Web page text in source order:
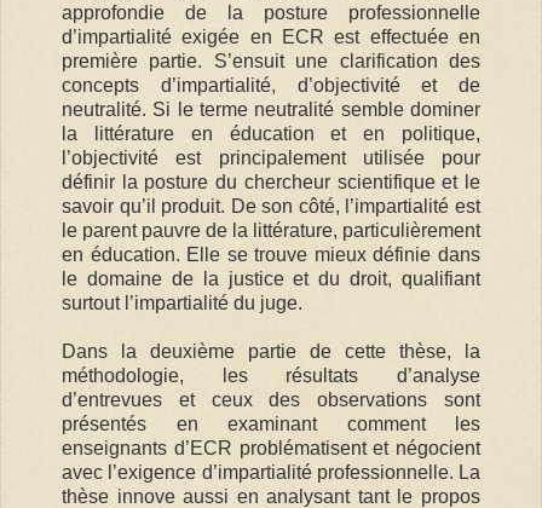
approfondie de la posture professionnelle
d’impartialité exigée en ECR est effectuée en
première partie. S’ensuit une clarification des
concepts d’impartialité, d’objectivité et de
neutralité. Si le terme neutralité semble dominer
la littérature en éducation et en politique,
l’objectivité est principalement utilisée pour
définir la posture du chercheur scientifique et le
savoir qu’il produit. De son côté, l’impartialité est
le parent pauvre de la littérature, particulièrement
en éducation. Elle se trouve mieux définie dans
le domaine de la justice et du droit, qualifiant
surtout l’impartialité du juge.
Dans la deuxième partie de cette thèse, la
méthodologie, les résultats d’analyse
d’entrevues et ceux des observations sont
présentés en examinant comment les
enseignants d’ECR problématisent et négocient
avec l’exigence d’impartialité professionnelle. La
thèse innove aussi en analysant tant le propos